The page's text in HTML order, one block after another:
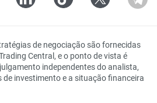
de negociação são fornecidas
Central, e o ponto de vista é
independentes do analista,
investimento e a situação financeira